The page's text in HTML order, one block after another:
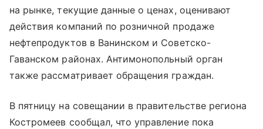
на рынке, текущие данные о ценах, оценивают
действия компаний по розничной продаже
нефтепродуктов в Ванинском и Советско-
Гаванском районах. Антимонопольный орган
также рассматривает обращения граждан.
В пятницу на совещании в правительстве региона
Костромеев сообщал, что управление пока